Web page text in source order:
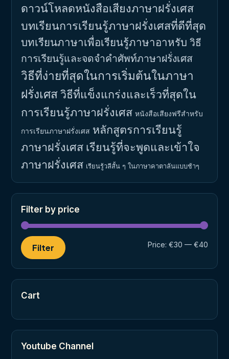
ดาวน์โหลดหนังสือเสียงภาษาฝรั่งเศส
บทเรียนการเรียนรู้ภาษาฝรั่งเศสที่ดีที่สุด
บทเรียนภาษาเพื่อเรียนรู้ภาษาอาหรับ วิธี
การเรียนรู้และจดจำคำศัพท์ภาษาฝรั่งเศส
วิธีที่ง่ายที่สุดในการเริ่มต้นในภาษา
ฝรั่งเศสวิธีที่แข็งแกร่งและเร็วที่สุดใน
การเรียนรู้ภาษาฝรั่งเศส หนังสือเสียงฟรีสำหรับ
การเรียนภาษาฝรั่งเศส หลักสูตรการเรียนรู้
ภาษาฝรั่งเศส เรียนรู้ที่จะพูดและเข้าใจ
ภาษาฝรั่งเศส เรียนรู้วลีสั้น ๆ ในภาษาคาตาลันแบบช้าๆ
Filter by price
Filter Price: €30 — €40
Cart
Youtube Channel